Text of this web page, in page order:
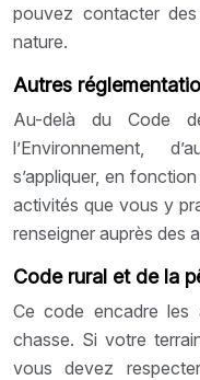
pouvez contacter
nature.
Autres
Au-delà du Code
l’Environnement,
s’appliquer, en
activités que vous y
renseigner auprès des
Code rural et de la
Ce code encadre les
chasse. Si votre
vous devez